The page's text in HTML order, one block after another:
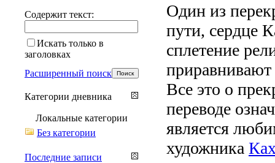
Один из
пути, сердце
сплетение
приравнивают
Все это о
переводе
является
художника
Содержит текст:
Искать только в
заголовках
Расширенный поиск
Категории дневника
Локальные категории
Без категории
Последние записи